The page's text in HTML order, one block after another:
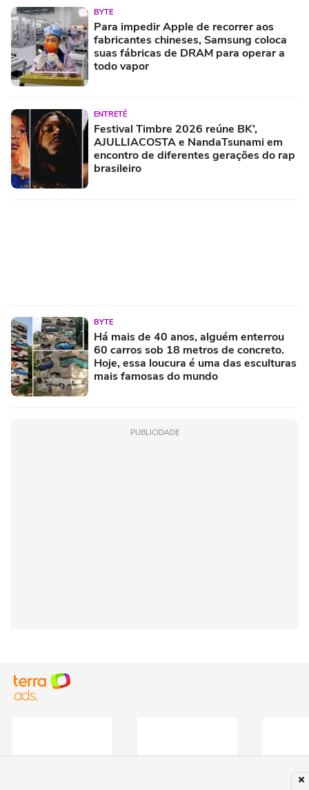
BYTE
Para impedir Apple de recorrer aos
fabricantes chineses, Samsung coloca
suas fábricas de DRAM para operar a
todo vapor
ENTRETÊ
Festival Timbre 2026 reúne BK’,
AJULLIACOSTA e NandaTsunami em
encontro de diferentes gerações do rap
brasileiro
BYTE
Há mais de 40 anos, alguém enterrou
60 carros sob 18 metros de concreto.
Hoje, essa loucura é uma das esculturas
mais famosas do mundo
PUBLICIDADE